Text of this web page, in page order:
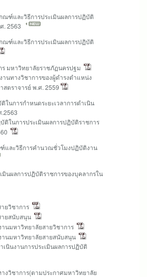
ฑ์และวิธีการประเมินผลการปฏิบัติ
. 2563
ฑ์และวิธีการประเมินผลการปฏิบัติ
มหาวิทยาลัยราชภัฏนครปฐม
นทางวิชาการของผู้ดำรงตำแหน่ง
สตราจารย์ พ.ศ. 2559
นการกำหนดระยะเวลาการดำเนิน
ในการประเมินผลการปฏิบัติราชการ
และวิธีการคำนวณชั่วโมงปฏิบัติงาน
นผลการปฏิบัติราชการของบุคลากรใน
ยวิชาการ
ายสนับสนุน
นมหาวิทยาลัยสายวิชาการ
านมหาวิทยาลัยสายสนับสนุน
นินงานการประเมินผลการปฏิบัติ
งวิชาการ(ตามประกาศมหาวิทยาลัย